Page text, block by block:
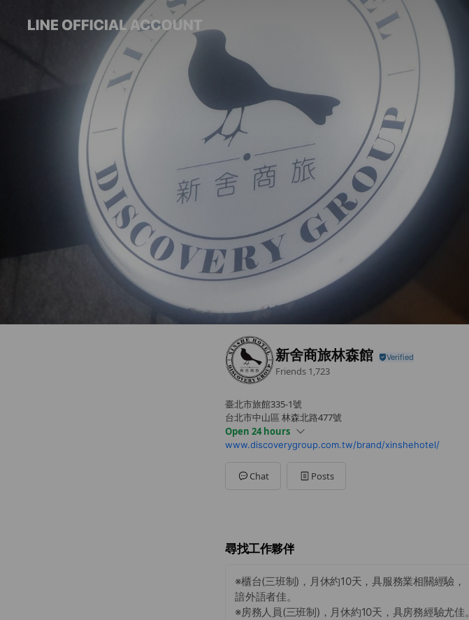
新舍商旅林森館
Friends 1,723
臺北市旅館335-1號
台北市中山區 林森北路477號
Open 24 hours
Sun00:00 - 00:00
Tue00:00 - 00:00
24小時營業
www.discoverygroup.com.tw/brand/xinshehotel/
Chat Posts
尋找工作夥伴
※櫃台(三班制)，月休約10天，具服務業相關經驗，
諳外語者佳。
※房務人員(三班制)，月休約10天，具房務經驗尤佳。